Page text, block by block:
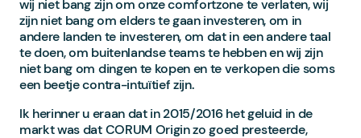
wij niet bang zijn om onze comfortzone te verlaten, wij
zijn niet bang om elders te gaan investeren, om in
andere landen te investeren, om dat in een andere taal
te doen, om buitenlandse teams te hebben en wij zijn
niet bang om dingen te kopen en te verkopen die soms
een beetje contra-intuïtief zijn.
Ik herinner u eraan dat in 2015/2016 het geluid in de
markt was dat CORUM Origin zo goed presteerde,